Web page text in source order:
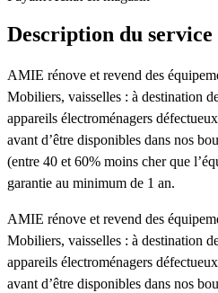
Description du service
AMIE rénove et revend des
Mobiliers, vaisselles : à destination
appareils électroménagers
avant d’être disponibles dans nos
(entre 40 et 60% moins cher que
garantie au minimum de 1 an.
AMIE rénove et revend des
Mobiliers, vaisselles : à destination
appareils électroménagers
avant d’être disponibles dans nos